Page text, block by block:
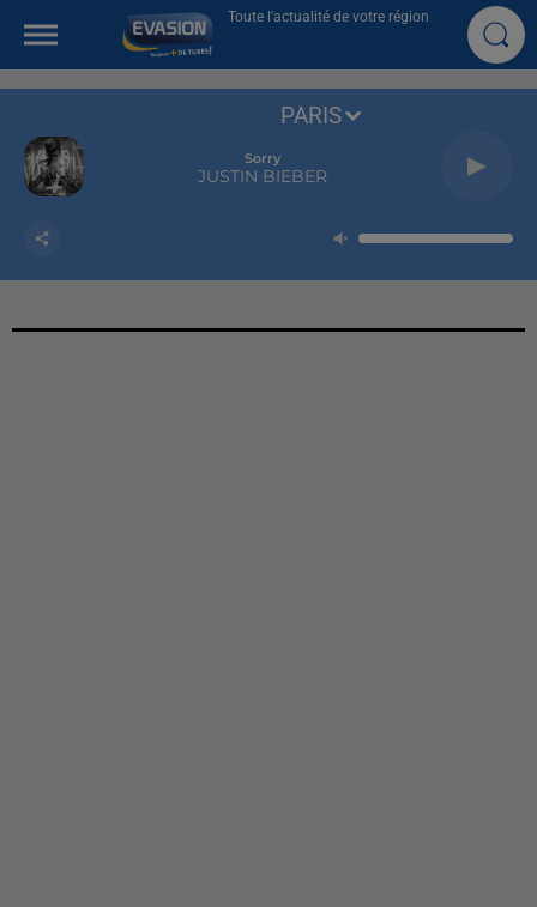
Toute l'actualité de votre région
Sorry
JUSTIN BIEBER
PARIS